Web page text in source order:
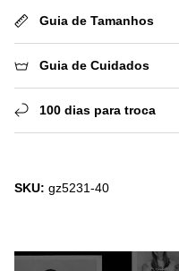
Guia de Tamanhos
Guia de Cuidados
100 dias para troca
SKU: gz5231-40